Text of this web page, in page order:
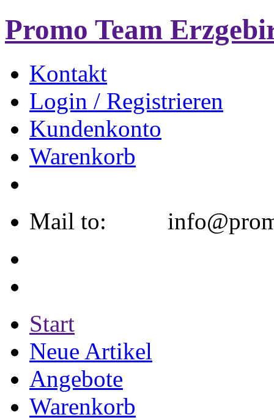
Promo Team
Kontakt
Login / Registrieren
Kundenkonto
Warenkorb
Mail to:
Start
Neue Artikel
Angebote
Warenkorb